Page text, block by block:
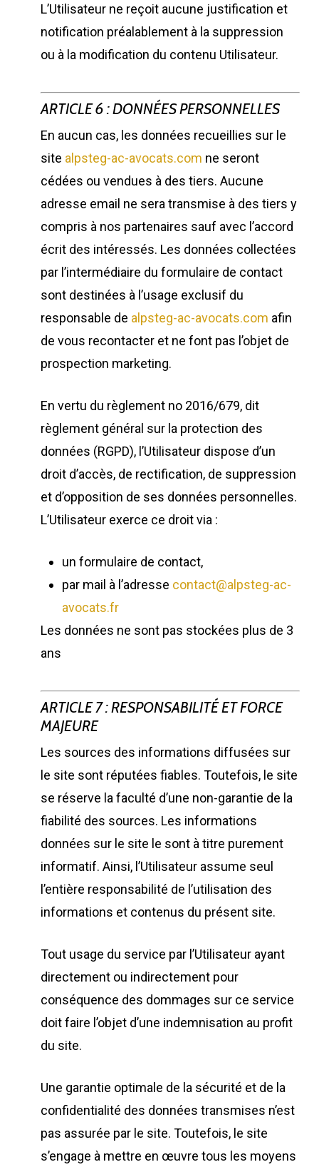
L’Utilisateur ne reçoit aucune justification et
notification préalablement à la suppression
ou à la modification du contenu Utilisateur.
ARTICLE 6 : DONNÉES PERSONNELLES
En aucun cas, les données recueillies sur le
site alpsteg-ac-avocats.com ne seront
cédées ou vendues à des tiers. Aucune
adresse email ne sera transmise à des tiers y
compris à nos partenaires sauf avec l’accord
écrit des intéressés. Les données collectées
par l’intermédiaire du formulaire de contact
sont destinées à l’usage exclusif du
responsable de alpsteg-ac-avocats.com afin
de vous recontacter et ne font pas l’objet de
prospection marketing.
En vertu du règlement no 2016/679, dit
règlement général sur la protection des
données (RGPD), l’Utilisateur dispose d’un
droit d’accès, de rectification, de suppression
et d’opposition de ses données personnelles.
L’Utilisateur exerce ce droit via :
un formulaire de contact,
par mail à l’adresse contact@alpsteg-ac-
avocats.fr
Les données ne sont pas stockées plus de 3
ans
ARTICLE 7 : RESPONSABILITÉ ET FORCE
MAJEURE
Les sources des informations diffusées sur
le site sont réputées fiables. Toutefois, le site
se réserve la faculté d’une non-garantie de la
fiabilité des sources. Les informations
données sur le site le sont à titre purement
informatif. Ainsi, l’Utilisateur assume seul
l’entière responsabilité de l’utilisation des
informations et contenus du présent site.
Tout usage du service par l’Utilisateur ayant
directement ou indirectement pour
conséquence des dommages sur ce service
doit faire l’objet d’une indemnisation au profit
du site.
Une garantie optimale de la sécurité et de la
confidentialité des données transmises n’est
pas assurée par le site. Toutefois, le site
s’engage à mettre en œuvre tous les moyens